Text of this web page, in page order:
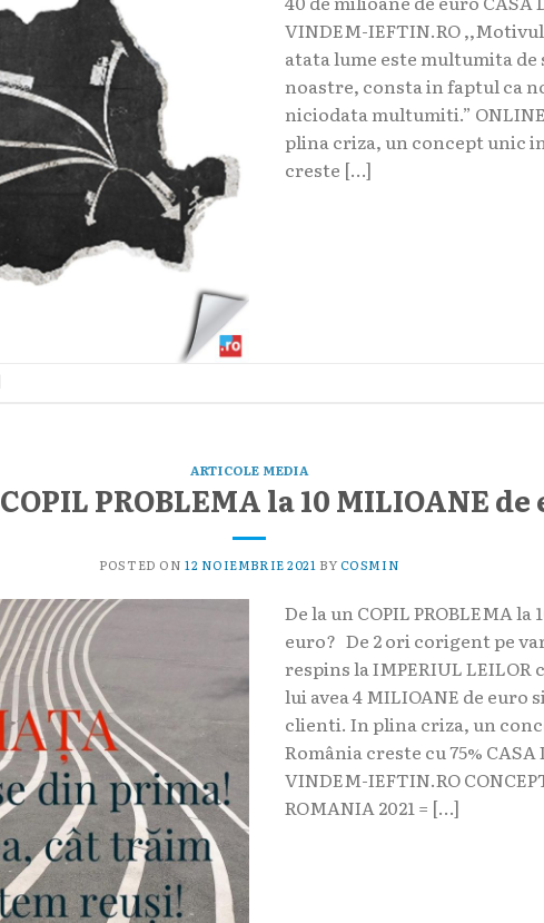
VINDEM-IEFTIN.RO
atata lume este multumita
noastre, consta in faptul ca
niciodata multumiti.”
plina criza, un concept unic
creste […]
ARTICOLE MEDIA
PROBLEMA la 10 MILIOANE de
POSTED ON 12 NOIEMBRIE 2021 BYCOSMIN
De la un COPIL PROBLEMA la
euro? De 2 ori corigent pe
respins la IMPERIUL LEILOR
lui avea 4 MILIOANE de euro
clienti. In plina criza, un
România creste cu 75% CASA
VINDEM-IEFTIN.RO
ROMANIA 2021 = […]